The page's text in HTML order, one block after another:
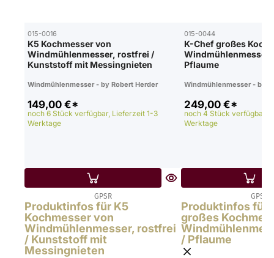
015-0016
K5 Kochmesser von
Windmühlenmesser, rostfrei /
Kunststoff mit Messingnieten
Windmühlenmesser - by Robert Herder
149,00 €*
noch 6 Stück verfügbar, Lieferzeit 1-3
Werktage
GPSR
Produktinfos für K5
Kochmesser von
Windmühlenmesser, rostfrei
/ Kunststoff mit
Messingnieten
015-0044
K-Chef großes
Pflaume
Windmühlenmesser - by
249,00 €*
noch 4 Stück verfügbar,
Werktage
GPSR
Produktinfos für
großes
/ Pflaume